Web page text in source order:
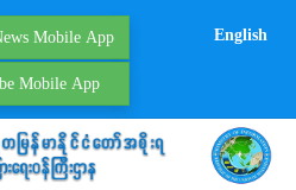
Mobile App
Mobile App
English